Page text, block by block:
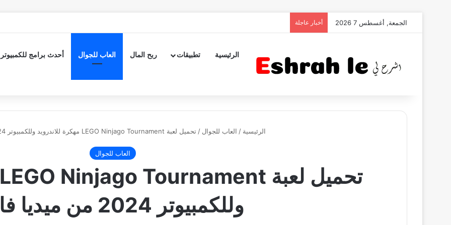
الجمعة, أغسطس 7 2026 أخبار عاجلة
الرئيسية تطبيقات ربح المال العاب للجوال أحدث برامج للكمبيوتر
الرئيسية / العاب للجوال / تحميل لعبة LEGO Ninjago Tournament مهكرة للاندرويد وللكمبيوتر 2024 من ميديا فاير
العاب للجوال
وللكمبيوتر 2024 من ميديا فاير